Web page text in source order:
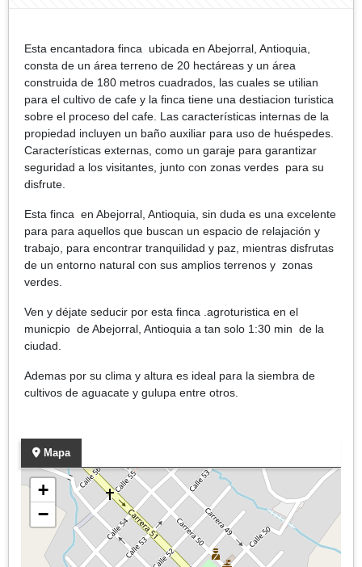
Esta encantadora finca ubicada en Abejorral, Antioquia,
consta de un área terreno de 20 hectáreas y un área
construida de 180 metros cuadrados, las cuales se utilian
para el cultivo de cafe y la finca tiene una destiacion turistica
sobre el proceso del cafe. Las características internas de la
propiedad incluyen un baño auxiliar para uso de huéspedes.
Características externas, como un garaje para garantizar
seguridad a los visitantes, junto con zonas verdes para su
disfrute.
Esta finca en Abejorral, Antioquia, sin duda es una excelente
para para aquellos que buscan un espacio de relajación y
trabajo, para encontrar tranquilidad y paz, mientras disfrutas
de un entorno natural con sus amplios terrenos y zonas
verdes.
Ven y déjate seducir por esta finca .agroturistica en el
municpio de Abejorral, Antioquia a tan solo 1:30 min de la
ciudad.
Ademas por su clima y altura es ideal para la siembra de
cultivos de aguacate y gulupa entre otros.
Mapa
+
−